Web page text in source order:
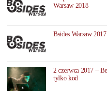
Warsaw 2018
Bsides Warsaw 2017
2 czerwca 2017 –
tylko kod